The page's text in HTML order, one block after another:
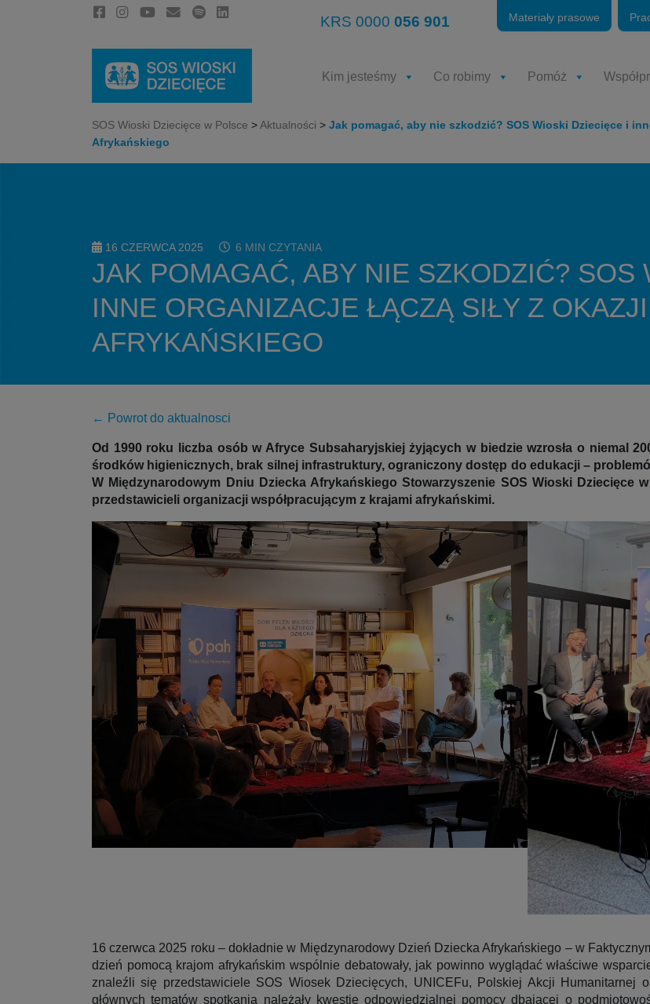
KRS 0000 056 901 Materiały prasowe
Kim jesteśmy Co robimy Pomóż
SOS Wioski Dziecięce w Polsce >Aktualności > Jak pomagać, aby nie szkodzić? SOS Wioski Dziecięce i
Afrykańskiego
16 CZERWCA 2025 6 MIN CZYTANIA
JAK POMAGAĆ, ABY NIE SZKODZIĆ? SOS
INNE ORGANIZACJE ŁĄCZĄ SIŁY Z
AFRYKAŃSKIEGO
← Powrot do aktualnosci
Od 1990 roku liczba osób w Afryce Subsaharyjskiej żyjących w biedzie wzrosła o niemal
środków higienicznych, brak silnej infrastruktury, ograniczony dostęp do edukacji –
W Międzynarodowym Dniu Dziecka Afrykańskiego Stowarzyszenie SOS Wioski Dziecięce
przedstawicieli organizacji współpracującym z krajami afrykańskimi.
16 czerwca 2025 roku – dokładnie w Międzynarodowy Dzień Dziecka Afrykańskiego – w
dzień pomocą krajom afrykańskim wspólnie debatowały, jak powinno wyglądać właściwe
znaleźli się przedstawiciele SOS Wiosek Dziecięcych, UNICEFu, Polskiej Akcji Humanitarnej
głównych tematów spotkania należały kwestie odpowiedzialnej pomocy dbającej o